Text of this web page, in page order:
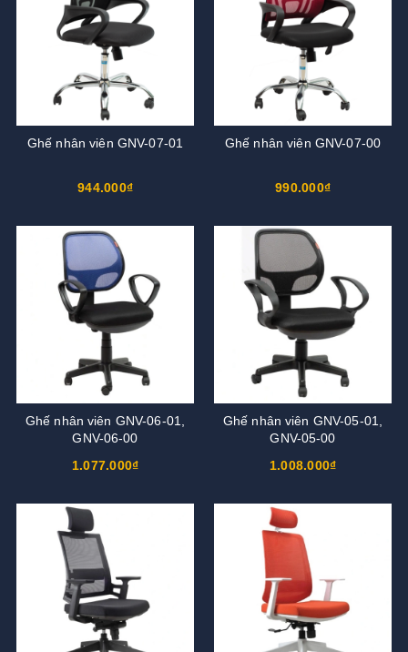
Ghế nhân viên GNV-07-01
944.000₫
Ghế nhân viên GNV-07-00
990.000₫
Ghế nhân viên GNV-06-01,
GNV-06-00
1.077.000₫
Ghế nhân viên GNV-05-01,
GNV-05-00
1.008.000₫